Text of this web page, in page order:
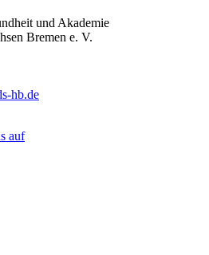
und Akademie
Bremen e. V.
hb.de
auf